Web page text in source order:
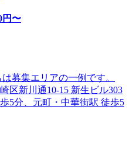
円〜
募集エリアの一例です。
区新川通10-15 新生ビル303
5分、元町・中華街駅 徒歩5